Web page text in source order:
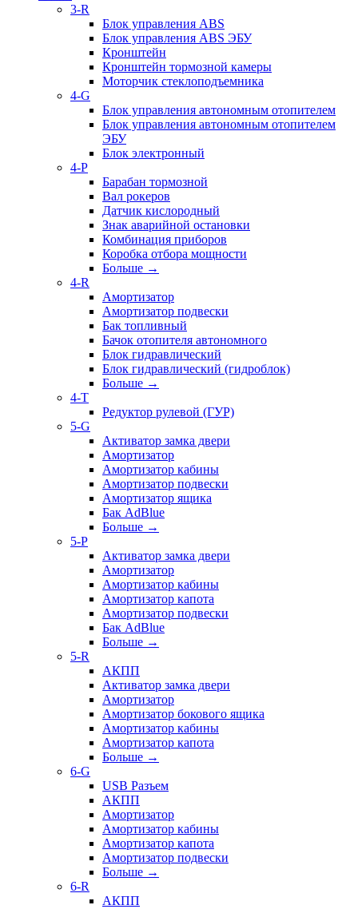
3-R
Блок управления ABS
Блок управления ABS ЭБУ
Кронштейн
Кронштейн тормозной камеры
Моторчик стеклоподъемника
4-G
Блок управления автономным отопителем
Блок управления автономным отопителем
ЭБУ
Блок электронный
4-P
Барабан тормозной
Вал рокеров
Датчик кислородный
Знак аварийной остановки
Комбинация приборов
Коробка отбора мощности
Больше →
4-R
Амортизатор
Амортизатор подвески
Бак топливный
Бачок отопителя автономного
Блок гидравлический
Блок гидравлический (гидроблок)
Больше →
4-T
Редуктор рулевой (ГУР)
5-G
Активатор замка двери
Амортизатор
Амортизатор кабины
Амортизатор подвески
Амортизатор ящика
Бак AdBlue
Больше →
5-P
Активатор замка двери
Амортизатор
Амортизатор кабины
Амортизатор капота
Амортизатор подвески
Бак AdBlue
Больше →
5-R
АКПП
Активатор замка двери
Амортизатор
Амортизатор бокового ящика
Амортизатор кабины
Амортизатор капота
Больше →
6-G
USB Разъем
АКПП
Амортизатор
Амортизатор кабины
Амортизатор капота
Амортизатор подвески
Больше →
6-R
АКПП